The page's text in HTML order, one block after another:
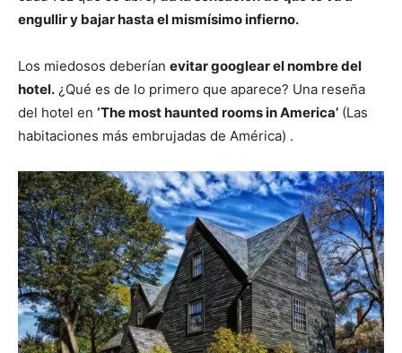
engullir y bajar hasta el mismísimo infierno.
Los miedosos deberían evitar googlear el nombre del
hotel. ¿Qué es de lo primero que aparece? Una reseña
del hotel en ‘The most haunted rooms in America’ (Las
habitaciones más embrujadas de América) .